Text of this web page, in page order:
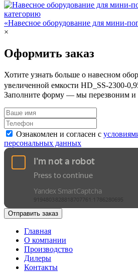
категорию
«Навесное оборудование для мини-
×
Оформить заказ
Хотите узнать больше о навесном
увеличенной емкости HD_SS-2300-
Заполните форму — мы перезвоним и
Ознакомлен и согласен с
персональных данных
Отправить заказ
Главная
О компании
Производство
Дилеры
Контакты